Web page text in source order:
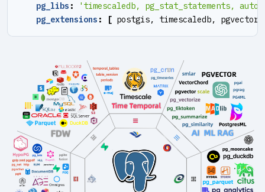
pg_libs :
'timescaledb, pg_stat_statements,
pg_extensions : [ postgis, timescaledb,